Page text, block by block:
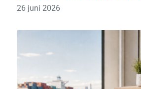
26 juni 2026